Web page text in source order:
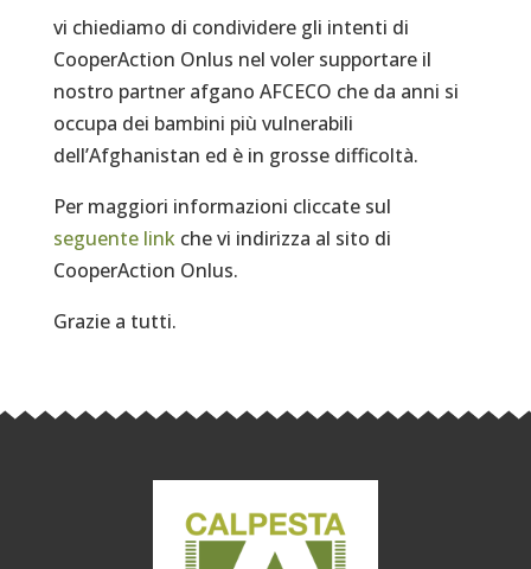
vi chiediamo di condividere gli intenti di
CooperAction Onlus nel voler supportare il
nostro partner afgano AFCECO che da anni si
occupa dei bambini più vulnerabili
dell’Afghanistan ed è in grosse difficoltà.
Per maggiori informazioni cliccate sul
seguente linkche vi indirizza al sito di
CooperAction Onlus.
Grazie a tutti.